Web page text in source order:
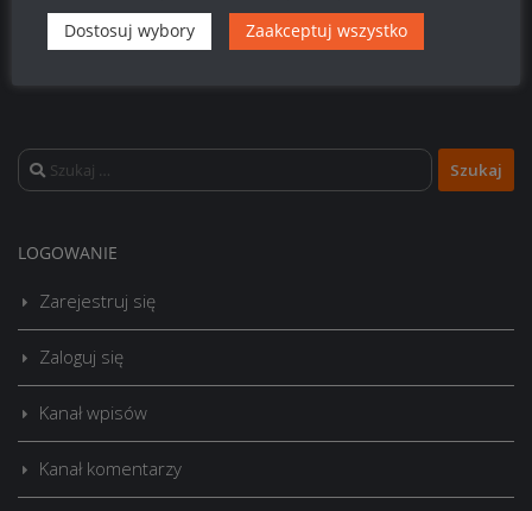
Szukaj:
LOGOWANIE
Zarejestruj się
Zaloguj się
Kanał wpisów
Kanał komentarzy
Dostosuj wybory Zaakceptuj wszystko